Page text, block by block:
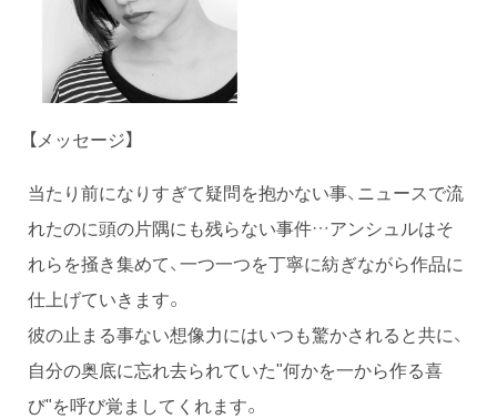
【メッセージ】
当たり前になりすぎて疑問を抱かない事、ニュースで流
れたのに頭の片隅にも残らない事件…アンシュルはそ
れらを掻き集めて、一つ一つを丁寧に紡ぎながら作品に
仕上げていきます。
彼の止まる事ない想像力にはいつも驚かされると共に、
自分の奥底に忘れ去られていた"何かを一から作る喜
び"を呼び覚ましてくれます。